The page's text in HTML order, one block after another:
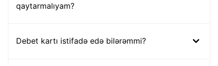
qaytarmalıyam?
Debet kartı istifadə edə bilərəmmi?